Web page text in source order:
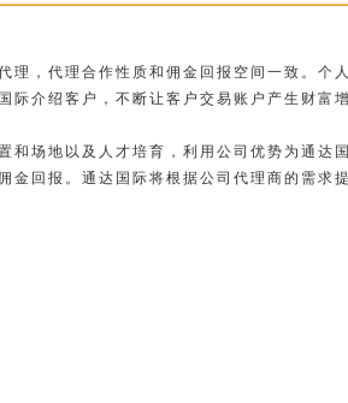
理，代理合作性质和佣金回报空间一致。个
际介绍客户，不断让客户交易账户产生财富
和场地以及人才培育，利用公司优势为通达
金回报。通达国际将根据公司代理商的需求